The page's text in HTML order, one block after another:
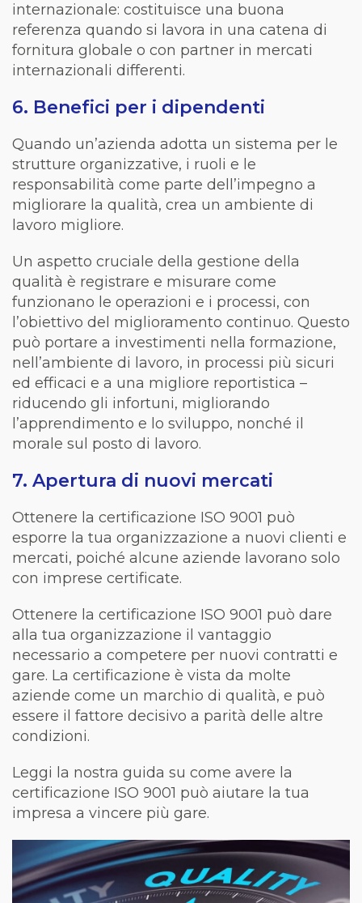
internazionale: costituisce una buona
referenza quando si lavora in una catena di
fornitura globale o con partner in mercati
internazionali differenti.
6. Benefici per i dipendenti
Quando un’azienda adotta un sistema per le
strutture organizzative, i ruoli e le
responsabilità come parte dell’impegno a
migliorare la qualità, crea un ambiente di
lavoro migliore.
Un aspetto cruciale della gestione della
qualità è registrare e misurare come
funzionano le operazioni e i processi, con
l’obiettivo del miglioramento continuo. Questo
può portare a investimenti nella formazione,
nell’ambiente di lavoro, in processi più sicuri
ed efficaci e a una migliore reportistica –
riducendo gli infortuni, migliorando
l’apprendimento e lo sviluppo, nonché il
morale sul posto di lavoro.
7. Apertura di nuovi mercati
Ottenere la certificazione ISO 9001 può
esporre la tua organizzazione a nuovi clienti e
mercati, poiché alcune aziende lavorano solo
con imprese certificate.
Ottenere la certificazione ISO 9001 può dare
alla tua organizzazione il vantaggio
necessario a competere per nuovi contratti e
gare. La certificazione è vista da molte
aziende come un marchio di qualità, e può
essere il fattore decisivo a parità delle altre
condizioni.
Leggi la nostra guida su come avere la
certificazione ISO 9001 può aiutare la tua
impresa a vincere più gare.